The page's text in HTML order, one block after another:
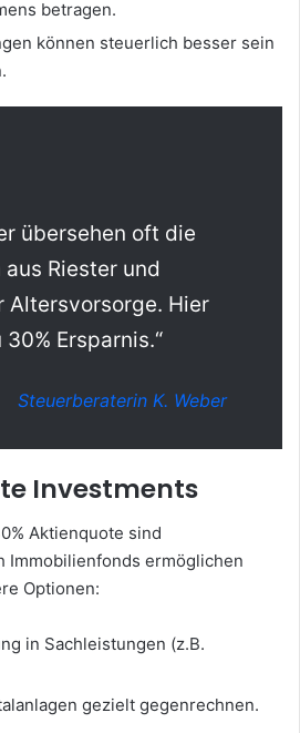
betragen.
können steuerlich besser sein
übersehen oft die
Riester und
Altersvorsorge. Hier
Ersparnis.“
Steuerberaterin K. Weber
Investments
Aktienquote sind
Immobilienfonds ermöglichen
Optionen:
in Sachleistungen (z.B.
gezielt gegenrechnen.